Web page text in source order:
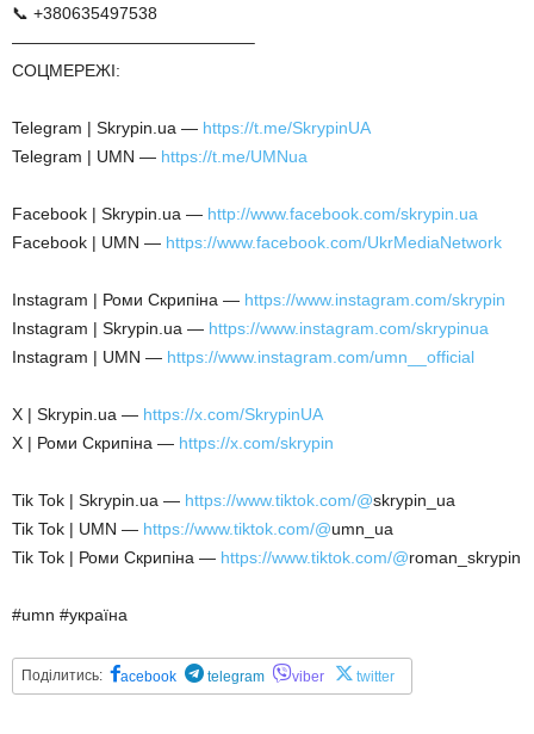
📞 +380635497538
——————————————–
СОЦМЕРЕЖІ:
Telegram | Skrypin.ua — https://t.me/SkrypinUA
Telegram | UMN — https://t.me/UMNua
Facebook | Skrypin.ua — http://www.facebook.com/skrypin.ua
Facebook | UMN — https://www.facebook.com/UkrMediaNetwork
Instagram | Роми Скрипіна — https://www.instagram.com/skrypin
Instagram | Skrypin.ua — https://www.instagram.com/skrypinua
Instagram | UMN — https://www.instagram.com/umn__official
X | Skrypin.ua — https://x.com/SkrypinUA
X | Роми Скрипіна — https://x.com/skrypin
Tik Tok | Skrypin.ua — https://www.tiktok.com/@skrypin_ua
Tik Tok | UMN — https://www.tiktok.com/@umn_ua
Tik Tok | Роми Скрипіна — https://www.tiktok.com/@roman_skrypin
#umn #україна
Поділитись: acebook telegram viber twitter